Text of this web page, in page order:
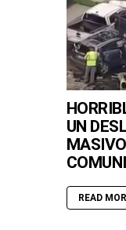
UN
READ